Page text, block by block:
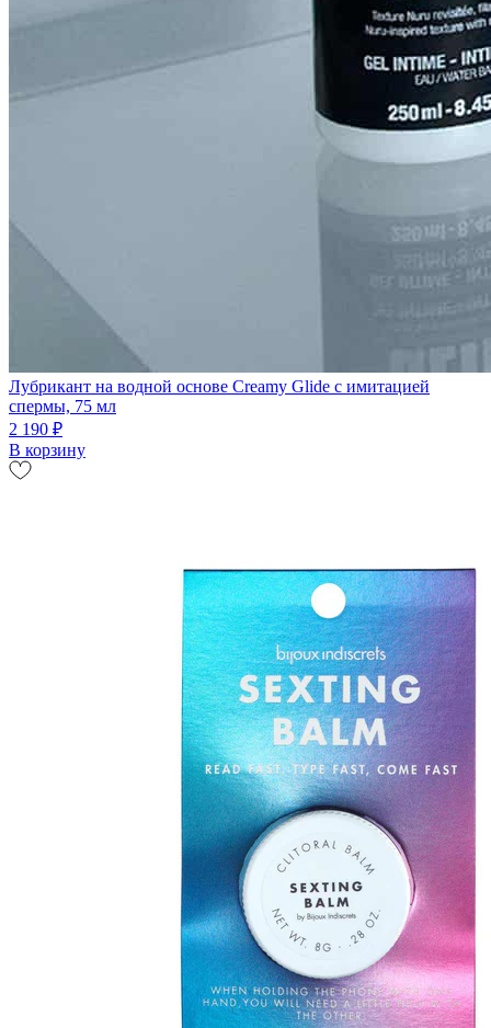
Лубрикант на водной основе Creamy Glide с имитацией
спермы, 75 мл
2 190 ₽
В корзину